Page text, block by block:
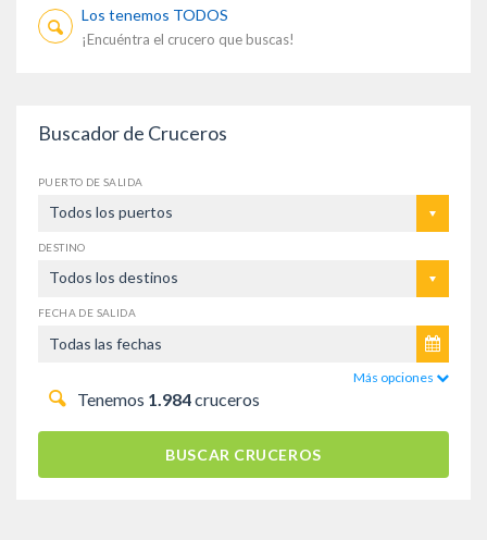
Los tenemos TODOS
¡Encuéntra el crucero que buscas!
Buscador de Cruceros
PUERTO DE SALIDA
Todos los puertos
DESTINO
Todos los destinos
FECHA DE SALIDA
Más opciones
Tenemos 1.984cruceros
BUSCAR CRUCEROS